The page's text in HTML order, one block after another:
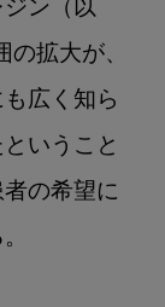
ン（以
の拡大が、
広く知ら
いうこと
の希望に